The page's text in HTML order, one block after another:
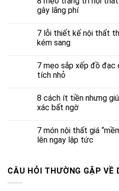
gây lãng phí
7 lỗi thiết kế nội thất
kém sang
7 mẹo sắp xếp đồ đạc
tích nhỏ
8 cách ít tiền nhưng
xác bất ngờ
7 món nội thất giá
lên ngay lập tức
CÂU HỎI THƯỜNG GẶP VỀ